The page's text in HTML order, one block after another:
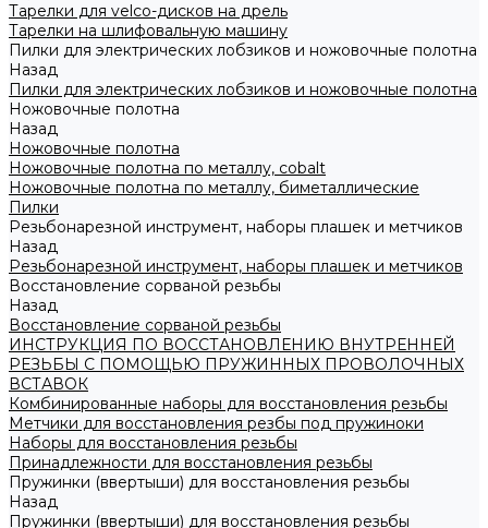
Тарелки для velco-дисков на дрель
Тарелки на шлифовальную машину
Пилки для электрических лобзиков и ножовочные полотна
Назад
Пилки для электрических лобзиков и ножовочные полотна
Ножовочные полотна
Назад
Ножовочные полотна
Ножовочные полотна по металлу, cobalt
Ножовочные полотна по металлу, биметаллические
Пилки
Резьбонарезной инструмент, наборы плашек и метчиков
Назад
Резьбонарезной инструмент, наборы плашек и метчиков
Восстановление сорваной резьбы
Назад
Восстановление сорваной резьбы
ИНСТРУКЦИЯ ПО ВОССТАНОВЛЕНИЮ ВНУТРЕННЕЙ
РЕЗЬБЫ С ПОМОЩЬЮ ПРУЖИННЫХ ПРОВОЛОЧНЫХ
ВСТАВОК
Комбинированные наборы для восстановления резьбы
Метчики для восстановления резбы под пружиноки
Наборы для восстановления резьбы
Принадлежности для восстановления резьбы
Пружинки (ввертыши) для восстановления резьбы
Назад
Пружинки (ввертыши) для восстановления резьбы